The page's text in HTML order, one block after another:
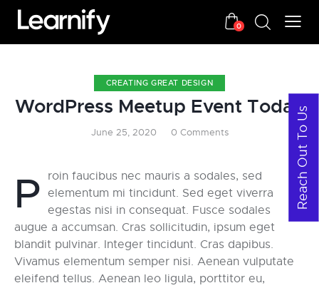
0
CREATING GREAT DESIGN
WordPress Meetup Event Today
June 25, 2020 0 Comments
Proin faucibus nec mauris a sodales, sed elementum mi tincidunt. Sed eget viverra
egestas nisi in consequat. Fusce sodales
augue a accumsan. Cras sollicitudin, ipsum eget
blandit pulvinar. Integer tincidunt. Cras dapibus.
Vivamus elementum semper nisi. Aenean vulputate
eleifend tellus. Aenean leo ligula, porttitor eu,
Reach Out To Us